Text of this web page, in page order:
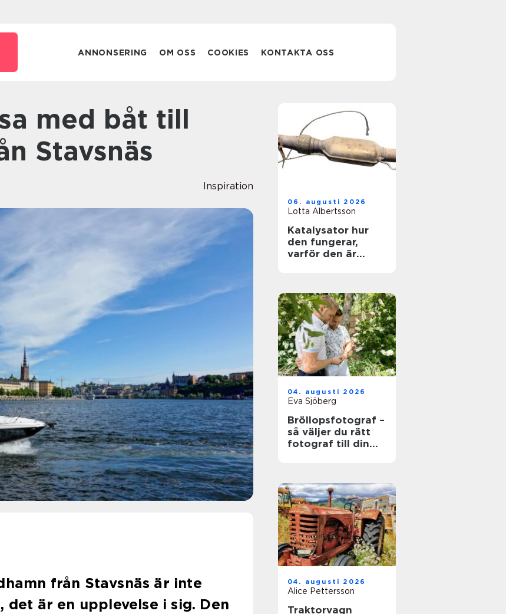
ANNONSERING OM OSS COOKIES KONTAKTA OSS
Stavsnäs
Inspiration
från Stavsnäs är inte
är en upplevelse i sig. Den
06. augusti 2026
Lotta Albertsson
Katalysator hur
den fungerar,
varför den är
04. augusti 2026
Eva Sjöberg
Bröllopsfotograf –
så väljer du rätt
fotograf till din
04. augusti 2026
Alice Pettersson
Traktorvagn